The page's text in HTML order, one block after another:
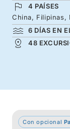
Palawan, y
de Borneo,
4 PAÍSES
China, Filipinas,
6 DÍAS EN
48
Con opcional